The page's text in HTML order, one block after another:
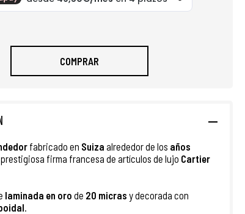
COMPRAR
fabricado en Suiza alrededor de los años
firma francesa de artículos de lujo Cartier
laminada en oro de 20 micras y decorada con
.